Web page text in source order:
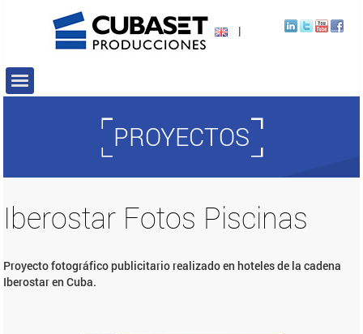
|
PROYECTOS
Iberostar Fotos Piscinas
Proyecto fotográfico publicitario realizado en hoteles de la cadena
Iberostar en Cuba.